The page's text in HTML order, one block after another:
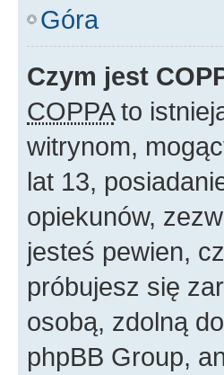
Góra
Czym jest
COPPAto
witrynom,
lat 13,
opiekunów,
jesteś pewien,
próbujesz się
osobą, zdolną
phpBB Group,